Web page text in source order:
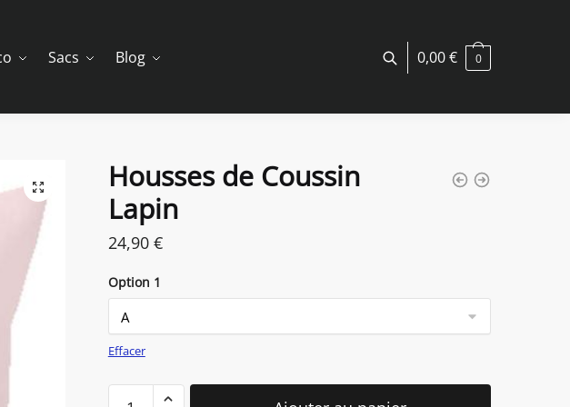
Sacs Blog 0,00€ 0
Housses de Coussin
Lapin
24,90 €
Option 1
Effacer
quantité